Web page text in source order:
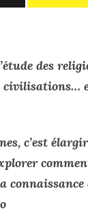
des
civilisations…
c’est
connaissance